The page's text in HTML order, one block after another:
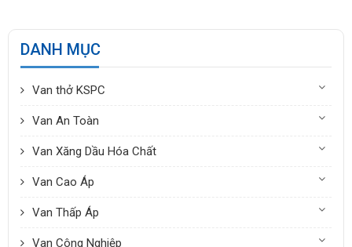
DANH MỤC
Van thở KSPC
Van An Toàn
Van Xăng Dầu Hóa Chất
Van Cao Áp
Van Thấp Áp
Van Công Nghiệp